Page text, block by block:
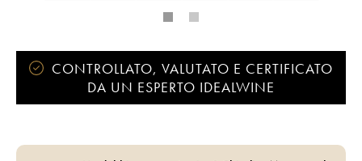
CONTROLLATO, VALUTATO E CERTIFICATO
DA UN ESPERTO IDEALWINE